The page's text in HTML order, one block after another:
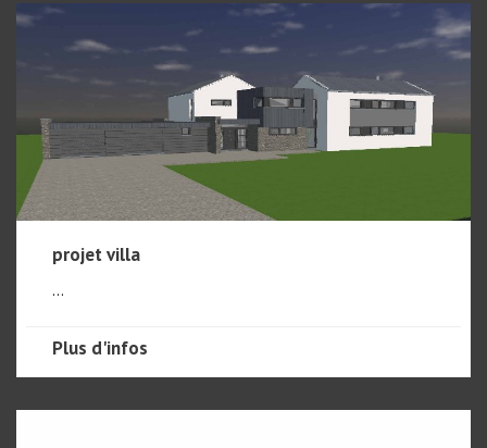
projet villa
...
Plus d'infos